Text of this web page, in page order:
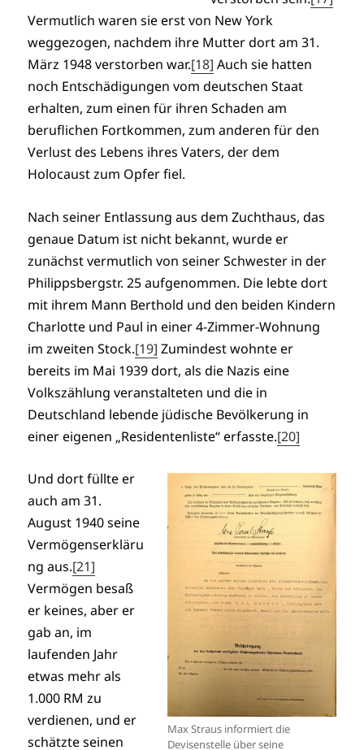
Vermutlich waren sie erst von New York
weggezogen, nachdem ihre Mutter dort am 31.
März 1948 verstorben war.[18] Auch sie hatten
noch Entschädigungen vom deutschen Staat
erhalten, zum einen für ihren Schaden am
beruflichen Fortkommen, zum anderen für den
Verlust des Lebens ihres Vaters, der dem
Holocaust zum Opfer fiel.
Nach seiner Entlassung aus dem Zuchthaus, das
genaue Datum ist nicht bekannt, wurde er
zunächst vermutlich von seiner Schwester in der
Philippsbergstr. 25 aufgenommen. Die lebte dort
mit ihrem Mann Berthold und den beiden Kindern
Charlotte und Paul in einer 4-Zimmer-Wohnung
im zweiten Stock.[19] Zumindest wohnte er
bereits im Mai 1939 dort, als die Nazis eine
Volkszählung veranstalteten und die in
Deutschland lebende jüdische Bevölkerung in
einer eigenen „Residentenliste“ erfasste.[20]
Max Straus informiert die
Devisenstelle über seine
Und dort füllte er
auch am 31.
August 1940 seine
Vermögenserkläru
ng aus.[21]
Vermögen besaß
er keines, aber er
gab an, im
laufenden Jahr
etwas mehr als
1.000 RM zu
verdienen, und er
schätzte seinen